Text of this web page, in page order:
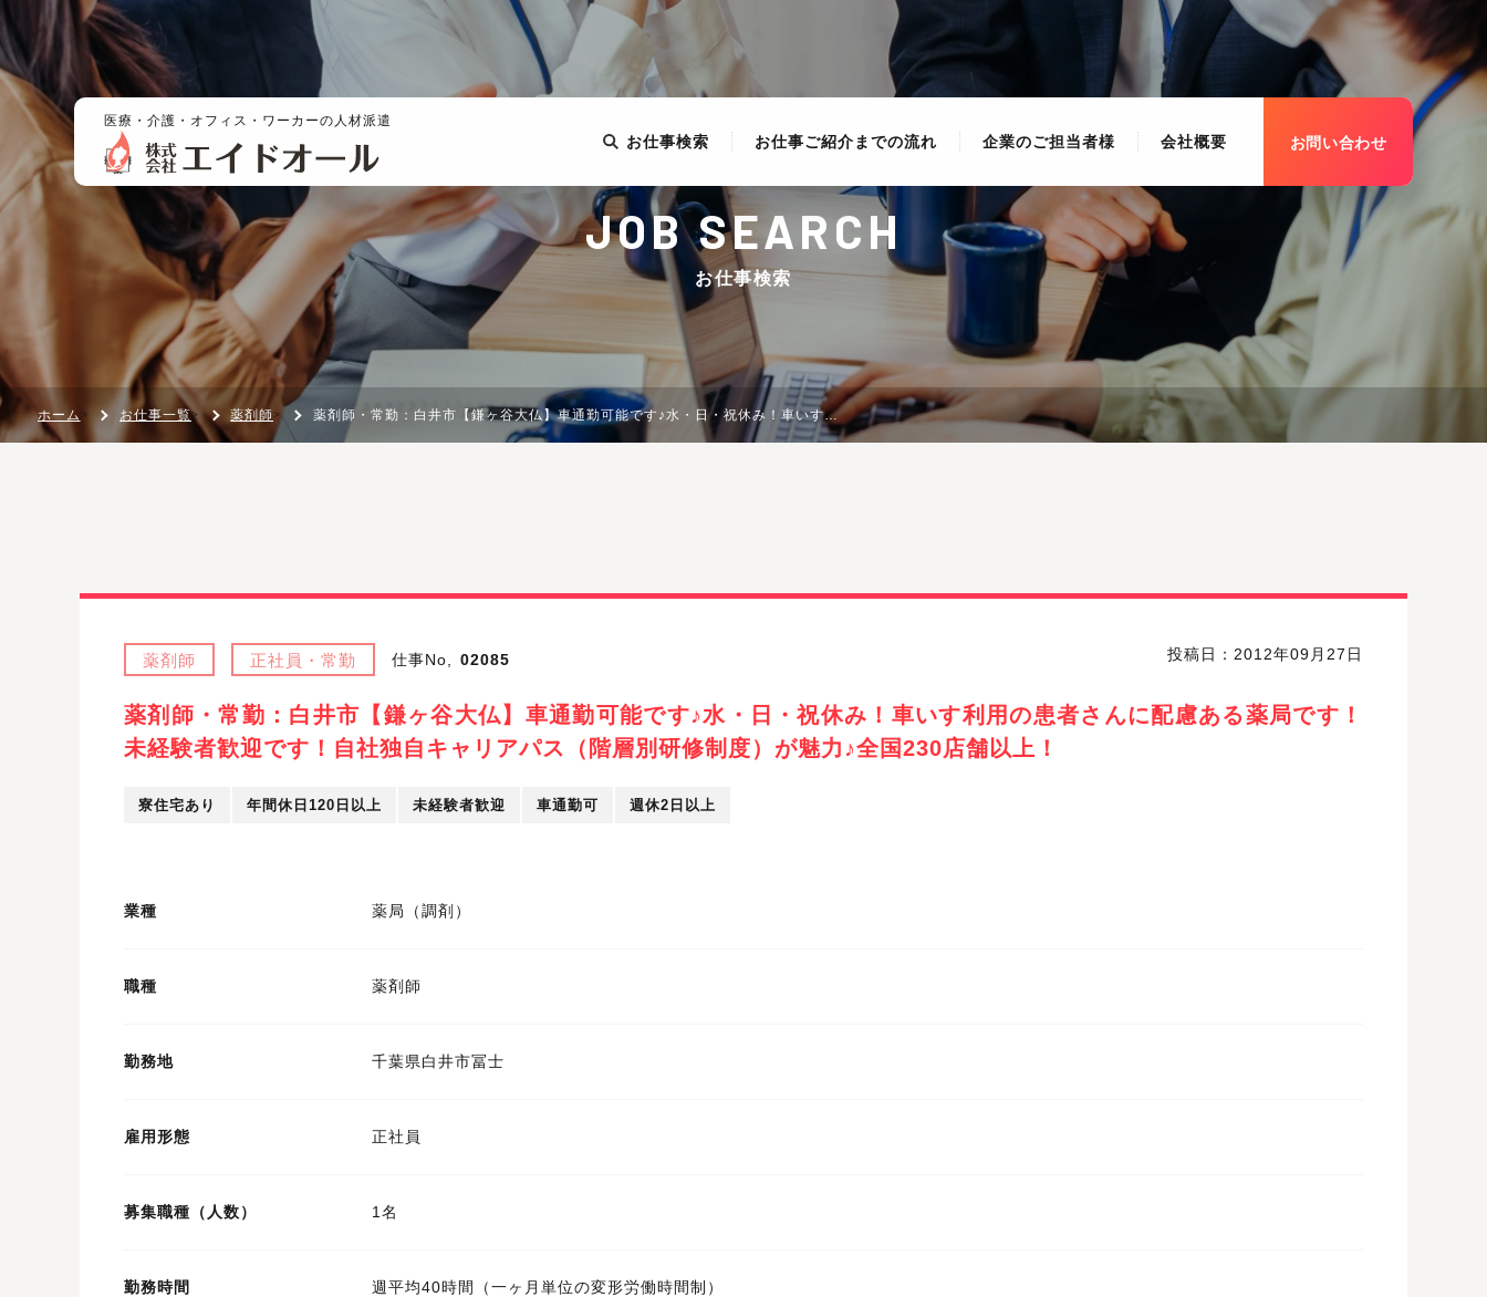
医療・介護・オフィス・ワーカーの人材派遣
お仕事検索 お仕事ご紹介までの流れ 企業のご担当者様 会社概要 お問い合わせ
JOB SEARCH
お仕事検索
ホーム > お仕事一覧> 薬剤師> 薬剤師・常勤：白井市【鎌ヶ谷大仏】車通勤可能です♪水・日・祝休み！車いす利用の患者さんに配慮ある薬局です！未経験者歓迎です！自社独自キャリアパス（階層別研修制度）が魅力♪全国230店舗以上！
薬剤師 正社員・常勤 仕事No, 02085 投稿日：2012年09月27日
薬剤師・常勤：白井市【鎌ヶ谷大仏】車通勤可能です♪水・日・祝休み！車いす利用の患者さんに配慮ある薬局です！
未経験者歓迎です！自社独自キャリアパス（階層別研修制度）が魅力♪全国230店舗以上！
寮住宅あり 年間休日120日以上 未経験者歓迎 車通勤可 週休2日以上
業種 薬局（調剤）
職種 薬剤師
勤務地 千葉県白井市冨士
雇用形態 正社員
募集職種（人数） 1名
勤務時間 週平均40時間（一ヶ月単位の変形労働時間制）